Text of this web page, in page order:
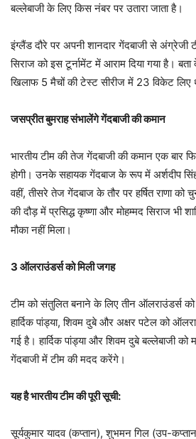
बल्लेबाजी के लिए किस नंबर पर उतारा जाता है।
इंग्लैंड दौरे पर अपनी शानदार गेंदबाजी से अंग्रेजी
सिराज को इस टूर्नामेंट में आराम दिया गया है।
खिलाफ 5 मैचों की टेस्ट सीरीज में 23 विकेट लिए
जसप्रीत बुमराह संभालेंगे गेंदबाजी की कमान
भारतीय टीम की तेज गेंदबाजी की कमान एक बार
होगी। उनके सहायक गेंदबाज के रूप में अर्शदीप
वहीं, तीसरे तेज गेंदबाज के तौर पर हर्षित राणा
की दौड़ में प्रसिद्ध कृष्णा और मोहम्मद सिराज भी
मौका नहीं मिला।
3 ऑलराउंडर्स को मिली जगह
टीम को संतुलित बनाने के लिए तीन ऑलराउंडर्स को
हार्दिक पांड्या, शिवम दुबे और अक्षर पटेल को
गई है। हार्दिक पांड्या और शिवम दुबे बल्लेबाजी
गेंदबाजी में टीम की मदद करेंगे।
यह है भारतीय टीम की पूरी सूची:
सूर्यकुमार यादव (कप्तान), शुभमन गिल (उप-